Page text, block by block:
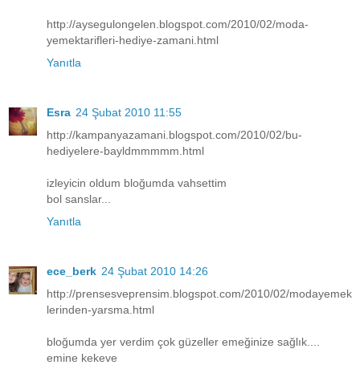
http://aysegulongelen.blogspot.com/2010/02/moda-
yemektarifleri-hediye-zamani.html
Yanıtla
Esra 24 Şubat 2010 11:55
http://kampanyazamani.blogspot.com/2010/02/bu-
hediyelere-bayldmmmmm.html
izleyicin oldum bloğumda vahsettim
bol sanslar...
Yanıtla
ece_berk 24 Şubat 2010 14:26
http://prensesveprensim.blogspot.com/2010/02/modayemek
lerinden-yarsma.html
bloğumda yer verdim çok güzeller emeğinize sağlık....
emine kekeve